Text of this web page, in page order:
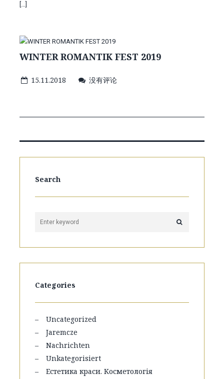
[…]
WINTER ROMANTIK FEST 2019
15.11.2018 没有评论
Search
Categories
Uncategorized
Jaremcze
Nachrichten
Unkategorisiert
Естетика краси. Косметологія